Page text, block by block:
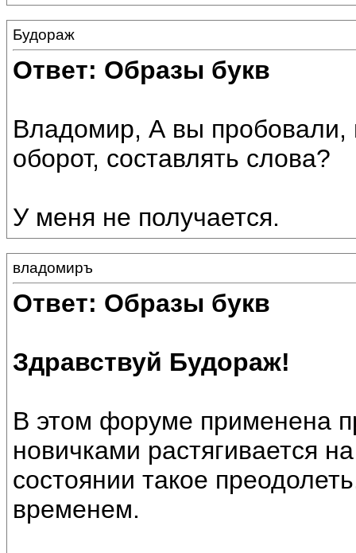
Будораж
Ответ: Образы букв
Владомир, А вы пробовали,
оборот, составлять слова?
У меня не получается.
владомиръ
Ответ: Образы букв
Здравствуй Будораж!
В этом форуме применена
новичками растягивается
состоянии такое
временем.